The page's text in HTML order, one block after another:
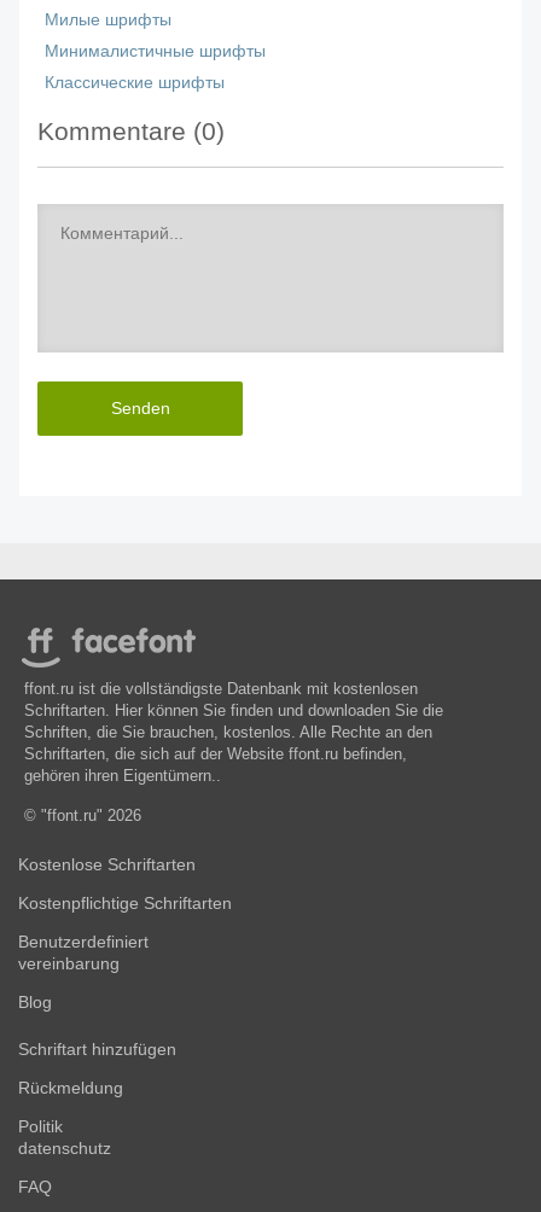
Милые шрифты
Минималистичные шрифты
Классические шрифты
Kommentare (0)
Senden
ffont.ru ist die vollständigste Datenbank mit kostenlosen
Schriftarten. Hier können Sie finden und downloaden Sie die
Schriften, die Sie brauchen, kostenlos. Alle Rechte an den
Schriftarten, die sich auf der Website ffont.ru befinden,
gehören ihren Eigentümern..
© "ffont.ru" 2026
Kostenlose Schriftarten
Kostenpflichtige Schriftarten
Benutzerdefiniert
vereinbarung
Blog
Schriftart hinzufügen
Rückmeldung
Politik
datenschutz
FAQ